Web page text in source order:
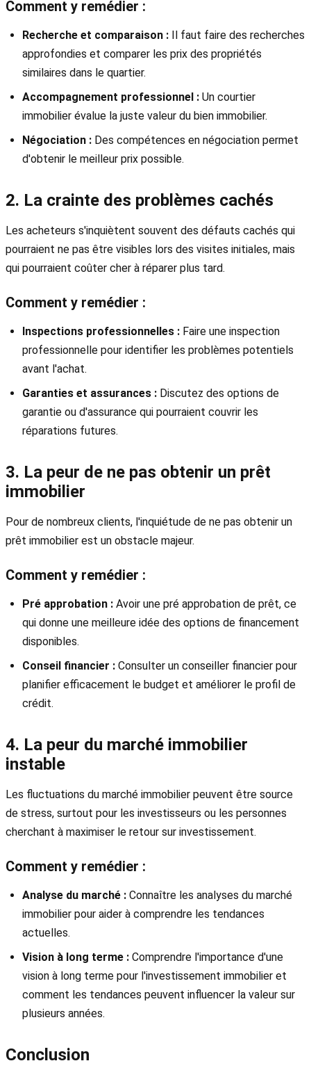
Comment y remédier :
Recherche et comparaison : Il faut faire des recherches
approfondies et comparer les prix des propriétés
similaires dans le quartier.
Accompagnement professionnel : Un courtier
immobilier évalue la juste valeur du bien immobilier.
Négociation : Des compétences en négociation permet
d'obtenir le meilleur prix possible.
2. La crainte des problèmes cachés
Les acheteurs s'inquiètent souvent des défauts cachés qui
pourraient ne pas être visibles lors des visites initiales, mais
qui pourraient coûter cher à réparer plus tard.
Comment y remédier :
Inspections professionnelles : Faire une inspection
professionnelle pour identifier les problèmes potentiels
avant l'achat.
Garanties et assurances : Discutez des options de
garantie ou d'assurance qui pourraient couvrir les
réparations futures.
3. La peur de ne pas obtenir un prêt
immobilier
Pour de nombreux clients, l'inquiétude de ne pas obtenir un
prêt immobilier est un obstacle majeur.
Comment y remédier :
Pré approbation : Avoir une pré approbation de prêt, ce
qui donne une meilleure idée des options de financement
disponibles.
Conseil financier : Consulter un conseiller financier pour
planifier efficacement le budget et améliorer le profil de
crédit.
4. La peur du marché immobilier
instable
Les fluctuations du marché immobilier peuvent être source
de stress, surtout pour les investisseurs ou les personnes
cherchant à maximiser le retour sur investissement.
Comment y remédier :
Analyse du marché : Connaître les analyses du marché
immobilier pour aider à comprendre les tendances
actuelles.
Vision à long terme : Comprendre l'importance d'une
vision à long terme pour l'investissement immobilier et
comment les tendances peuvent influencer la valeur sur
plusieurs années.
Conclusion